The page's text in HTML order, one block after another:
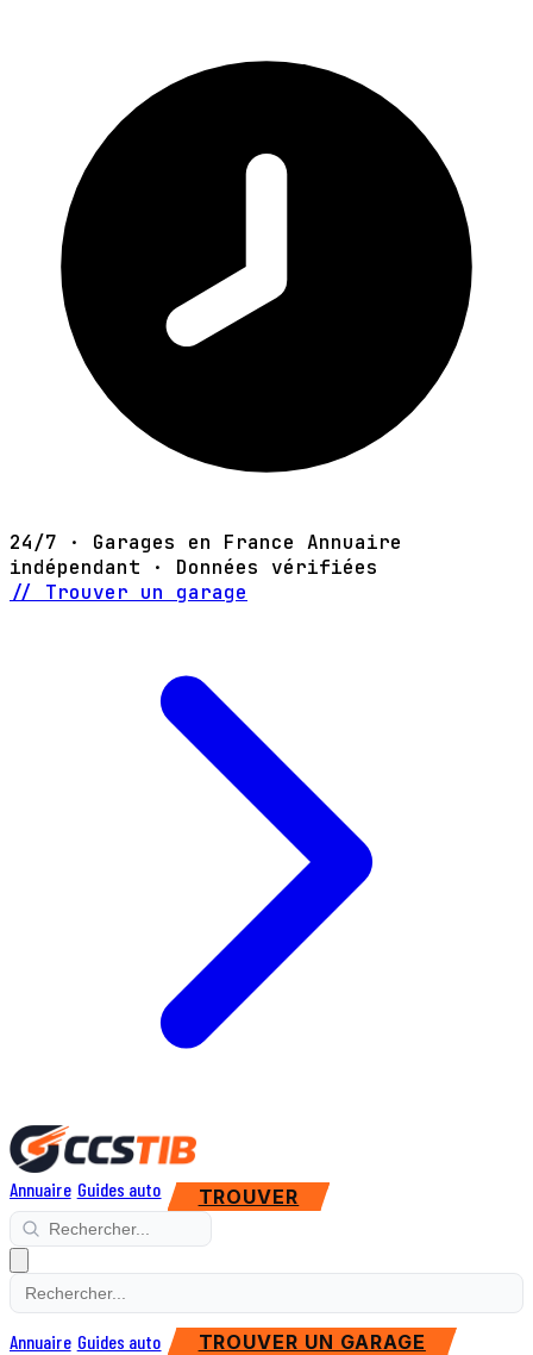
24/7 · Garages en France Annuaire
indépendant · Données vérifiées
// Trouver un garage
Annuaire Guides auto TROUVER
Annuaire Guides auto TROUVER UN GARAGE